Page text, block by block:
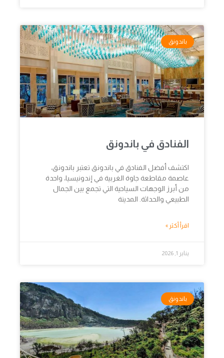
باندونق
الفنادق في باندونق
اكتشف أفضل الفنادق في باندونق تعتبر باندونق،
عاصمة مقاطعة جاوة الغربية في إندونيسيا، واحدة
من أبرز الوجهات السياحية التي تجمع بين الجمال
الطبيعي والحداثة. المدينة
اقرأ أكثر »
يناير 1, 2026
باندونق